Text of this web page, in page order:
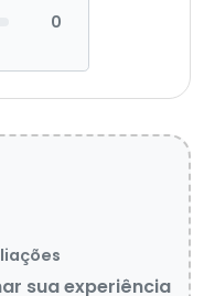
0
sua experiência